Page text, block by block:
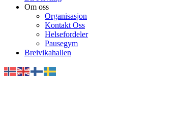
Om oss
Organisasjon
Kontakt Oss
Helsefordeler
Pausegym
Breivikahallen